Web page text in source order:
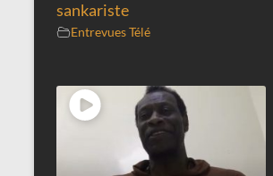
sankariste
Entrevues Télé